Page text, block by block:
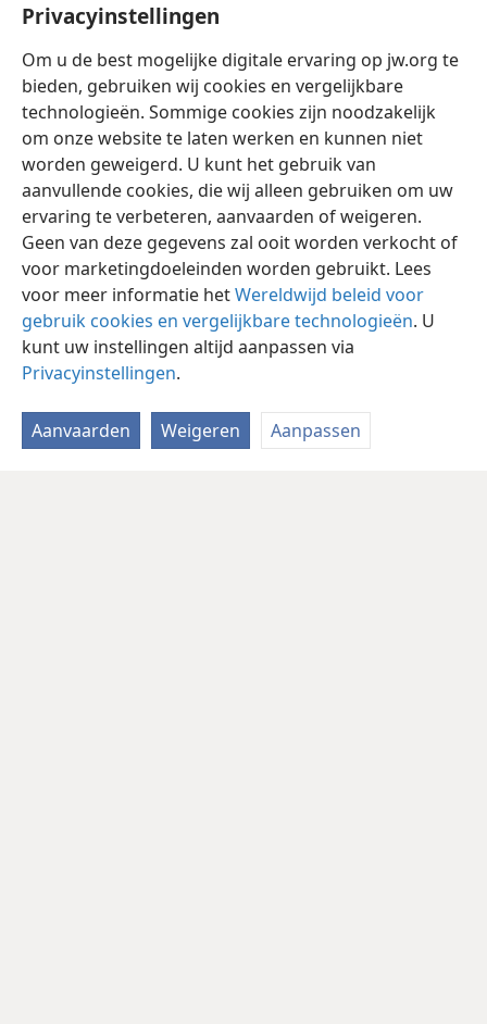
Privacyinstellingen
Om u de best mogelijke digitale ervaring op jw.org te
bieden, gebruiken wij cookies en vergelijkbare
technologieën. Sommige cookies zijn noodzakelijk
om onze website te laten werken en kunnen niet
worden geweigerd. U kunt het gebruik van
aanvullende cookies, die wij alleen gebruiken om uw
ervaring te verbeteren, aanvaarden of weigeren.
Geen van deze gegevens zal ooit worden verkocht of
voor marketingdoeleinden worden gebruikt. Lees
voor meer informatie hetWereldwijd beleid voor
gebruik cookies en vergelijkbare technologieën. U
kunt uw instellingen altijd aanpassen via
Privacyinstellingen.
Aanvaarden Weigeren Aanpassen
Matthéüs 4:23;15:21-31;Markus 5:25-34;
Lukas 7:1-10;13:11-13;Johannes 9:1-32.